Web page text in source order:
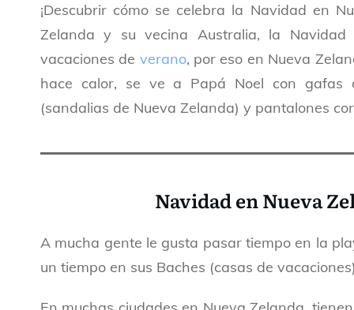
¡Descubrir cómo se celebra la Navidad en
Zelanda y su vecina Australia, la
vacaciones de verano, por eso en Nueva
hace calor, se ve a Papá Noel con gafas
(sandalias de Nueva Zelanda) y pantalones
Navidad en Nueva
A mucha gente le gusta pasar tiempo en la
un tiempo en sus Baches (casas de